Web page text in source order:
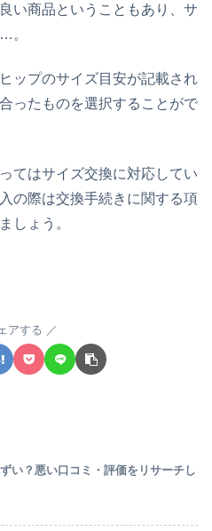
い商品ということもあり、サ
。
ップのサイズ目安が記載され
ったものを選択することがで
てはサイズ交換に対応してい
の際は交換手続きに関する項
しょう。
アする
い？悪い口コミ・評価をリサーチし